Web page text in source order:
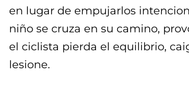
en lugar de empujarlos
niño se cruza en su camino,
el ciclista pierda el equilibrio,
lesione.